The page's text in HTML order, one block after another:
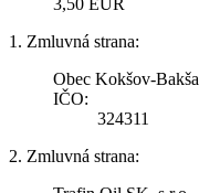
1. Zmluvná strana:
Obec Kokšov-Bakša
IČO:
324311
2. Zmluvná strana: